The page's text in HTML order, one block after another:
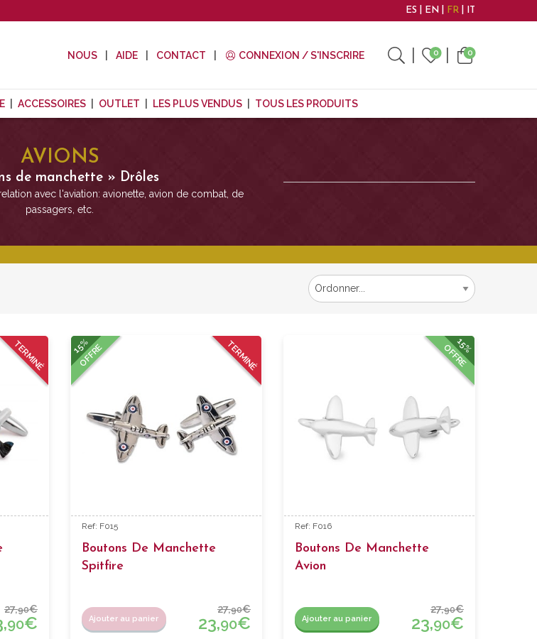
ES EN FR IT
NOUS AIDE CONTACT CONNEXION / S'INSCRIRE 0 0
ACCESSOIRES OUTLET LES PLUS VENDUS TOUS LES PRODUITS
AVIONS
de manchette » Drôles
avec l'aviation: avionette, avion de combat, de
passagers, etc.
TERMINÉ
27,90€
90€
TERMINÉ
15%
OFFRE
Ref: F015
Boutons De Manchette
Spitfire
Ajouter au panier
27,90€
23,90€
15%
OFFRE
Ref: F016
Boutons De Manchette
Avion
Ajouter au panier
27,90€
23,90€